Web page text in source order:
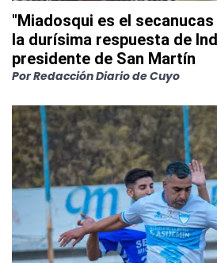
"Miadosqui es el
la durísima respuesta de
presidente de San Martín
PorRedacción Diario de Cuyo